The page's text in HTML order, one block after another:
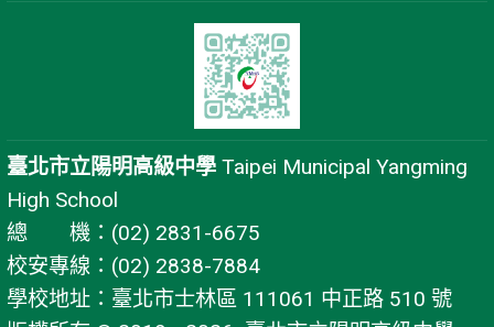
臺北市立陽明高級中學 Taipei Municipal Yangming
High School
總 機：(02) 2831-6675
校安專線：(02) 2838-7884
學校地址：臺北市士林區 111061 中正路 510 號